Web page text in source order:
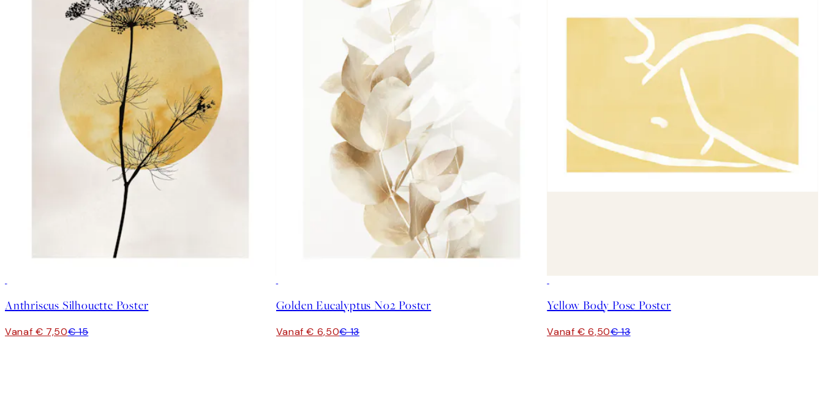
Anthriscus Silhouette Poster
Vanaf € 7,50€ 15
Golden Eucalyptus No2 Poster
Vanaf € 6,50€ 13
Yellow Body Pose Poster
Vanaf € 6,50€ 13